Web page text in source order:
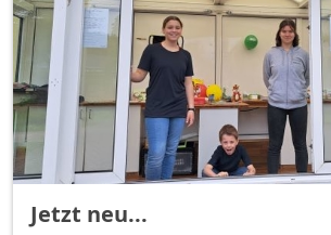
Jetzt neu...